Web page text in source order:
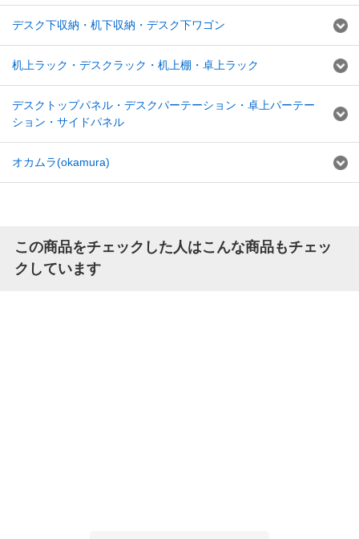
デスク下収納・机下収納・デスク下ワゴン
机上ラック・デスクラック・机上棚・卓上ラック
デスクトップパネル・デスクパーテーション・卓上パーテー
ション・サイドパネル
オカムラ(okamura)
この商品をチェックした人はこんな商品もチェッ
クしています